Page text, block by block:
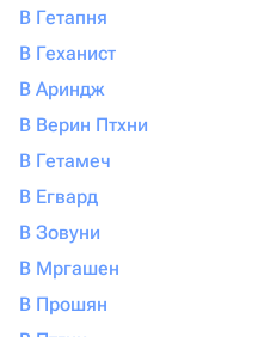
В Гетапня
В Геханист
В Ариндж
В Верин Птхни
В Гетамеч
В Егвард
В Зовуни
В Мргашен
В Прошян